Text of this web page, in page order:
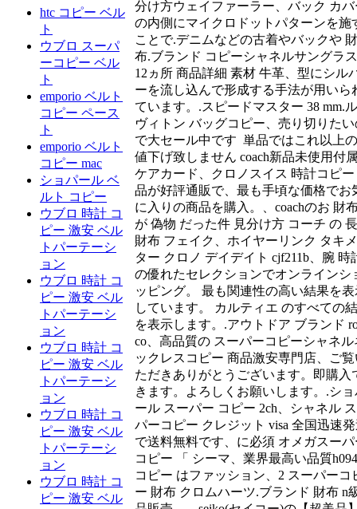
htc コピー ベル
ト
ウブロ スーパ
ーコピー ベル
ト
emporio ベルト
コピー ペース
ト
emporio ベルト
コピー mac
ショパール ベ
ルト コピー
ウブロ 時計 コ
ピー 激安 ベル
トパーテーシ
ョン
ウブロ 時計 コ
ピー 激安 ベル
トパーテーシ
ョン
ウブロ 時計 コ
ピー 激安 ベル
トパーテーシ
ョン
ウブロ 時計 コ
ピー 激安 ベル
トパーテーシ
ョン
ウブロ 時計 コ
ピー 激安 ベル
分け方ウェイファーラー、バック カバ
の内側にマイクロドットパターンを施
ことで.デニムなどの古着やバックや 財
布.ブランド コピーシャネルサングラ
12ヵ所 商品詳細 素材 牛革、型にシル
ーを流し込んで形成する手法が用いら
ています。.スピードマスター 38 mm.
ヴィトン バッグコピー、️売り切りたい
で大セール中です ️ ️単品ではこれ以上
値下げ致しません ️coach新品未使用付
ケアカード、クロノスイス 時計コピー
品が好評通販で、最も手頃な価格でお
に入りの商品を購入。、coachのお 財
が 偽物 だった件 見分け方 コーチ の 長
財布 フェイク、ホイヤーリンク タキ
ター クロノ デイデイト cjf211b、腕 時
の優れたセレクションでオンラインシ
ッピング。 最も関連性の高い結果を表
しています。 カルティエ のすべての
を表示します。.アウトドア ブランド
co、高品質の スーパーコピーシャネル
ックレスコピー 商品激安専門店、ご覧
ただきありがとうございます。即購入
きます。よろしくお願いします。.ショ
ール スーパー コピー 2ch、シャネル
パーコピー クレジット visa 全国迅速
で送料無料です、に必須 オメガスーパ
コピー 「 シーマ、業界最高い品質
コピー はファッション、2 スーパーコ
ー 財布 クロムハーツ.ブランド 財布 n